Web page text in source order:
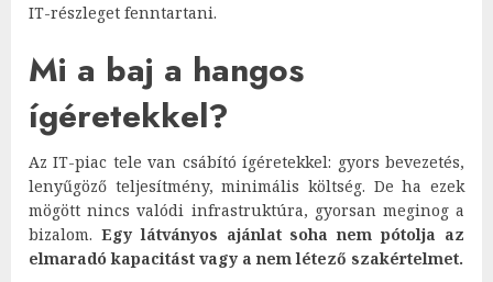
IT-részleget fenntartani.
Mi a baj a hangos
ígéretekkel?
Az IT-piac tele van csábító ígéretekkel: gyors bevezetés,
lenyűgöző teljesítmény, minimális költség. De ha ezek
mögött nincs valódi infrastruktúra, gyorsan meginog a
bizalom. Egy látványos ajánlat soha nem pótolja az
elmaradó kapacitást vagy a nem létező szakértelmet.